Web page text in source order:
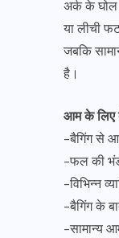
अर्क के
या लीची
जबकि
है।
आम के लिए
-बैगिंग से
-फल की
-विभिन्न
-बैगिंग के
-सामान्य